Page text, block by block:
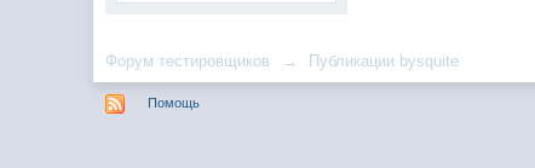
Форум тестировщиков → Публикации bysquite
Помощь